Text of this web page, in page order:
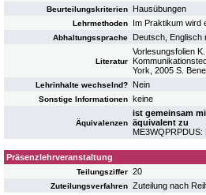
Beurteilungskriterien Hausübungen
Lehrmethoden Im Praktikum wird
Abhaltungssprache Deutsch, Englisch
Literatur
Vorlesungsfolien
York, 2005 S.
Lehrinhalte wechselnd? Nein
Sonstige Informationen keine
Äquivalenzen
ist gemeinsam
äquivalent zu
Präsenzlehrveranstaltung
Teilungsziffer 20
Zuteilungsverfahren Zuteilung nach